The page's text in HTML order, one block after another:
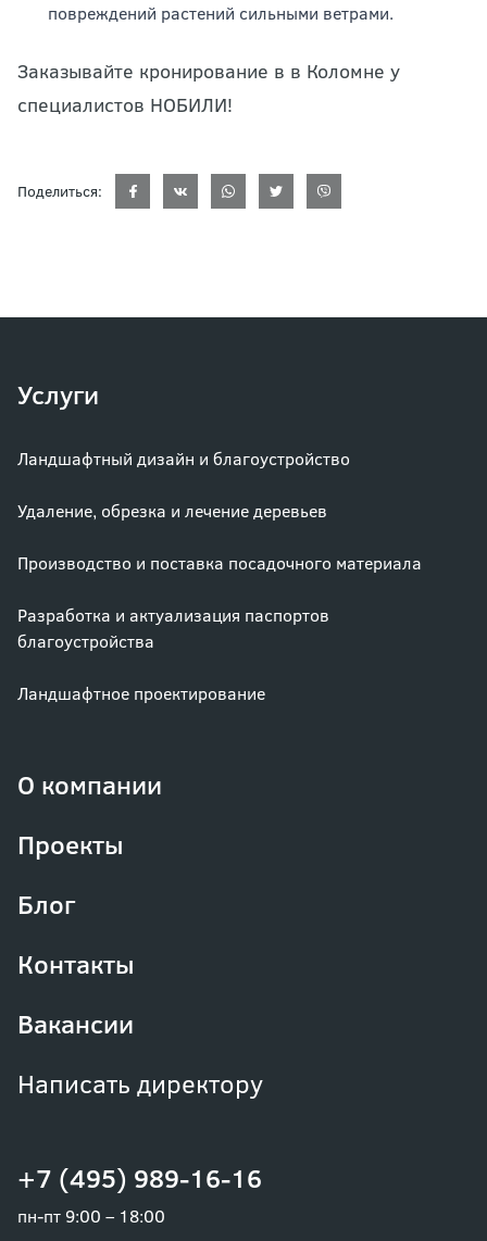
повреждений растений сильными ветрами.
Заказывайте кронирование в в Коломне у
специалистов НОБИЛИ!
Поделиться:
+7 (495) 989-16-16
пн-пт 9:00 – 18:00
Услуги
Ландшафтный дизайн и благоустройство
Удаление, обрезка и лечение деревьев
Производство и поставка посадочного материала
Разработка и актуализация паспортов
благоустройства
Ландшафтное проектирование
О компании
Проекты
Блог
Контакты
Вакансии
Написать директору